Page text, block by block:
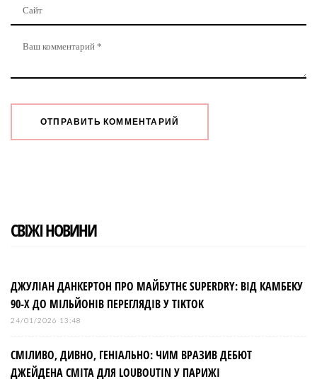
СВІЖІ НОВИНИ
ДЖУЛІАН ДАНКЕРТОН ПРО МАЙБУТНЄ SUPERDRY: ВІД КАМБЕКУ
90-Х ДО МІЛЬЙОНІВ ПЕРЕГЛЯДІВ У TIKTOK
24/01/2026 13:48
СМІЛИВО, ДИВНО, ГЕНІАЛЬНО: ЧИМ ВРАЗИВ ДЕБЮТ
ДЖЕЙДЕНА СМІТА ДЛЯ LOUBOUTIN У ПАРИЖІ